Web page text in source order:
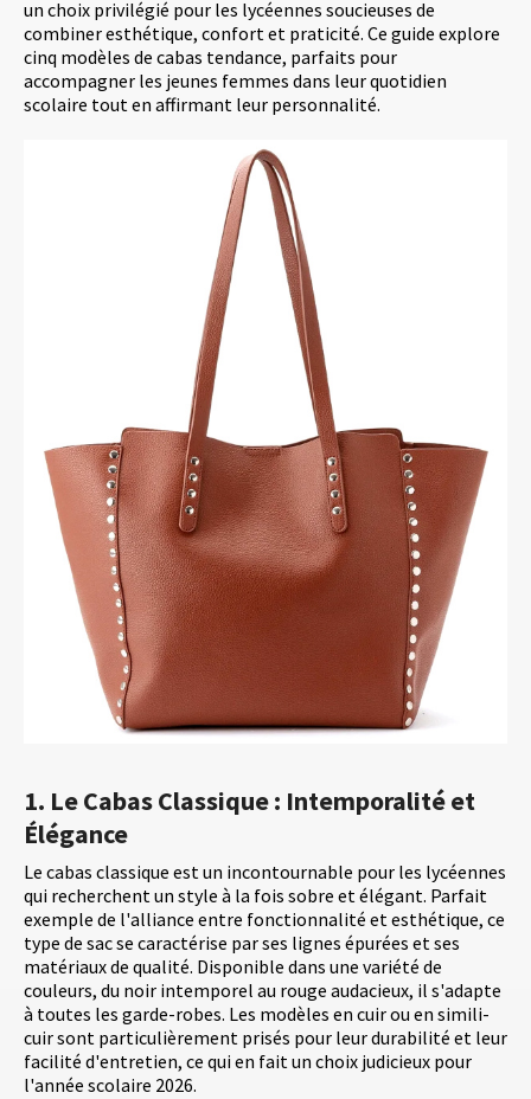
un choix privilégié pour les lycéennes soucieuses de
combiner esthétique, confort et praticité. Ce guide explore
cinq modèles de cabas tendance, parfaits pour
accompagner les jeunes femmes dans leur quotidien
scolaire tout en affirmant leur personnalité.
1. Le Cabas Classique : Intemporalité et
Élégance
Le cabas classique est un incontournable pour les lycéennes
qui recherchent un style à la fois sobre et élégant. Parfait
exemple de l'alliance entre fonctionnalité et esthétique, ce
type de sac se caractérise par ses lignes épurées et ses
matériaux de qualité. Disponible dans une variété de
couleurs, du noir intemporel au rouge audacieux, il s'adapte
à toutes les garde-robes. Les modèles en cuir ou en simili-
cuir sont particulièrement prisés pour leur durabilité et leur
facilité d'entretien, ce qui en fait un choix judicieux pour
l'année scolaire 2026.